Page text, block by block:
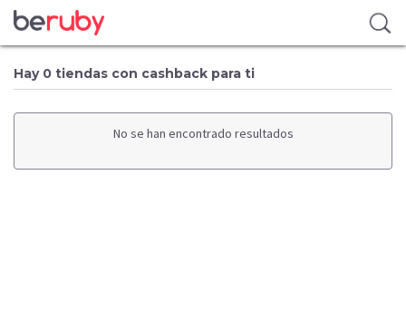
Hay 0 tiendas con cashback para ti
No se han encontrado resultados